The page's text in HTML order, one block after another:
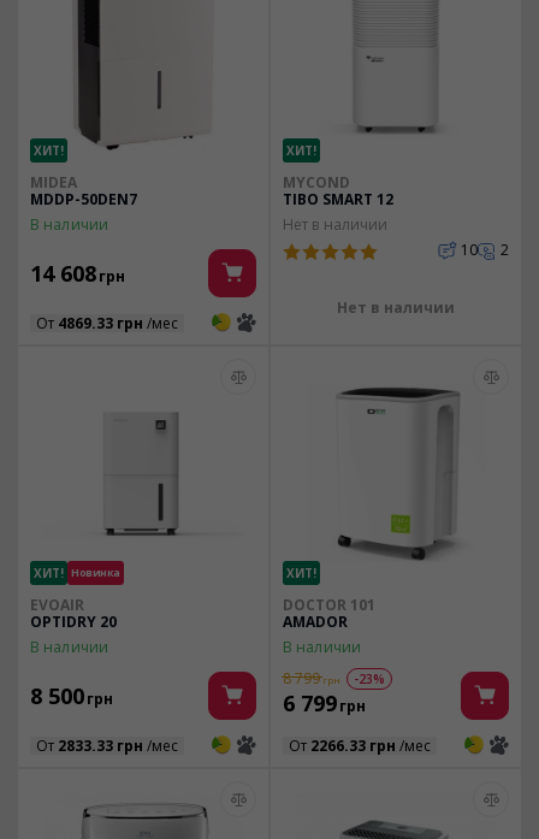
ХИТ!
MIDEA
MDDP-50DEN7
В наличии
14 608грн
От 4869.33 грн /мес 3 3
ХИТ!
MYCOND
TIBO SMART 12
Нет в наличии
10
2
Нет в наличии
ХИТ! Новинка
EVOAIR
OPTIDRY 20
В наличии
8 500грн
От 2833.33 грн /мес 3 3
ХИТ!
DOCTOR 101
AMADOR
В наличии
8 799 грн -23%
6 799грн
От 2266.33 грн /мес 3 3